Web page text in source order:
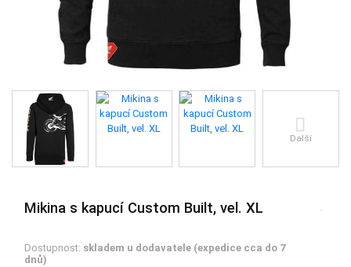
Další
Mikina s kapucí Custom Built, vel. XL
Dostupnost: skladem u dodavatele (expedice cca do 7
dnů)